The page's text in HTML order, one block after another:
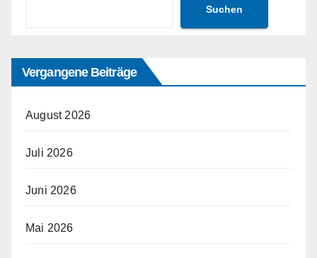
Suchen
Vergangene Beiträge
August 2026
Juli 2026
Juni 2026
Mai 2026